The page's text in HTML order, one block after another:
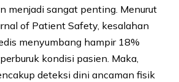
menjadi sangat penting. Menurut
of Patient Safety, kesalahan
menyumbang hampir 18%
kondisi pasien. Maka,
deteksi dini ancaman fisik